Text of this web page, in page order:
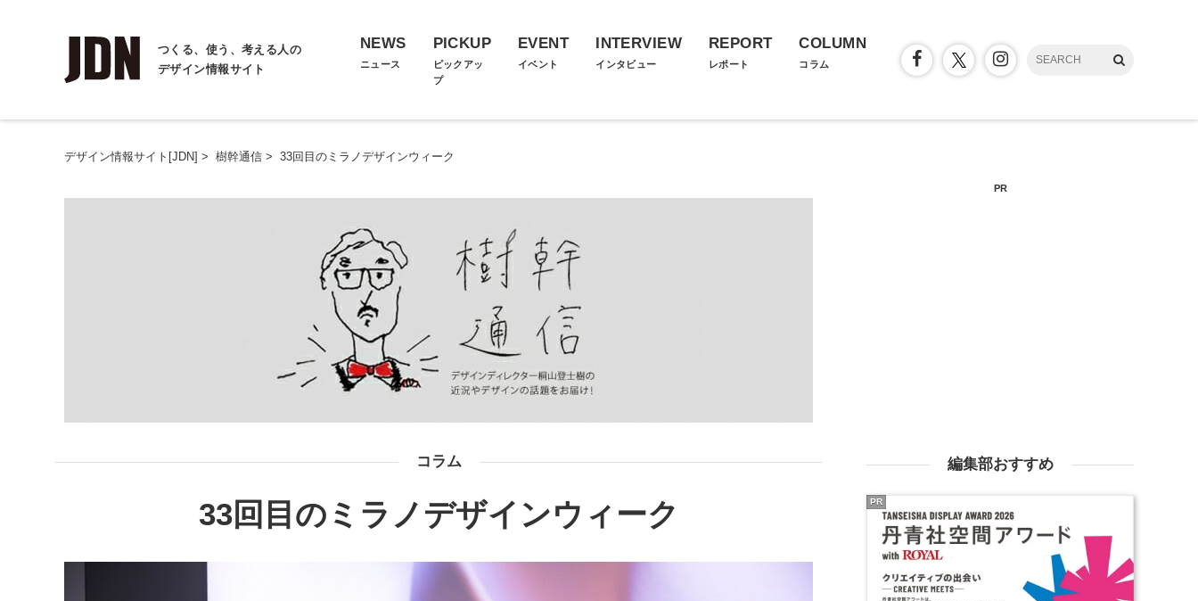
つくる、使う、考える人の
デザイン情報サイト
NEWS
ニュース
PICKUP
ピックアッ
プ
EVENT
イベント
INTERVIEW
インタビュー
REPORT
レポート
COLUMN
コラム
デザイン情報サイト[JDN] > 樹幹通信 > 33回目のミラノデザインウィーク
コラム
33回目のミラノデザインウィーク
PR
編集部おすすめ
PR